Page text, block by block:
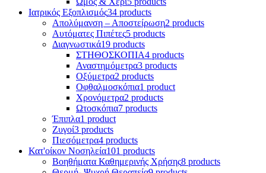
Ιατρικός Εξοπλισμός34 products
Απολύμανση – Αποστείρωση2 products
Αυτόματες Πιπέτες5 products
Διαγνωστικά19 products
ΣΤΗΘΟΣΚΟΠΙΑ4 products
Αναστημόμετρα3 products
Οξύμετρα2 products
Οφθαλμοσκόπια1 product
Χρονόμετρα2 products
Ωτοσκόπια7 products
Έπιπλα1 product
Ζυγοί3 products
Πιεσόμετρα4 products
Κατ'οίκον Νοσηλεία101 products
Βοηθήματα Καθημερινής Χρήσης8 products